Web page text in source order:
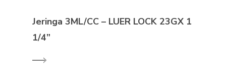
Jeringa 3ML/CC – LUER LOCK 23GX 1
1/4”